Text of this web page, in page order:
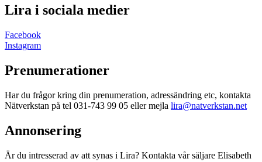
Lira i sociala medier
Facebook
Instagram
Prenumerationer
Har du frågor kring din prenumeration, adressändring etc, kontakta
Nätverkstan på tel 031-743 99 05 eller mejla lira@natverkstan.net
Annonsering
Är du intresserad av att synas i Lira? Kontakta vår säljare Elisabeth